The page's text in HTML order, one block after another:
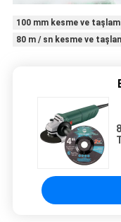
100 mm kesme ve
80 m / sn kesme ve